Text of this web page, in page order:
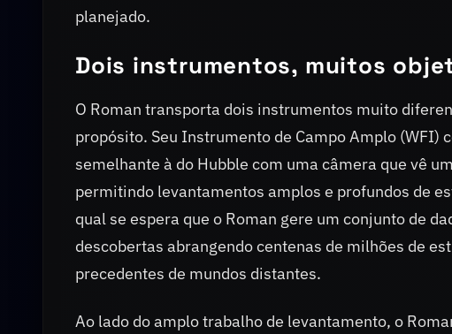
planejado.
Dois instrumentos, muitos
O Roman transporta dois instrumentos muito
propósito. Seu Instrumento de Campo Amplo
semelhante à do Hubble com uma câmera que vê
permitindo levantamentos amplos e profundos de
qual se espera que o Roman gere um conjunto de
descobertas abrangendo centenas de milhões de
precedentes de mundos distantes.
Ao lado do amplo trabalho de levantamento, o